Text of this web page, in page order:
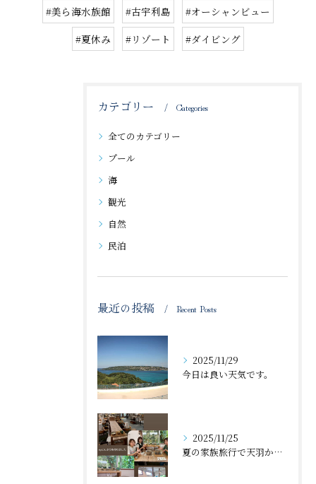
#美ら海水族館
#古宇利島
#オーシャンビュー
#夏休み
#リゾート #ダイビング
カテゴリー Categories
全てのカテゴリー
プール
海
観光
自然
民泊
最近の投稿 Recent Posts
2025/11/29
今日は良い天気です。
2025/11/25
夏の家族旅行で天羽から近くの体験工房で丼🍜作ったのが、忘れた...